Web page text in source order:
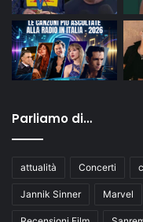
Parliamo di…
attualità Concerti
Jannik Sinner Marvel